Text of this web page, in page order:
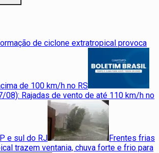
de ciclone extratropical provoca
de 100 km/h no RS
08): Rajadas de vento de até 110 km/h no
e sul do RJ
Frentes frias
trazem ventania, chuva forte e frio para